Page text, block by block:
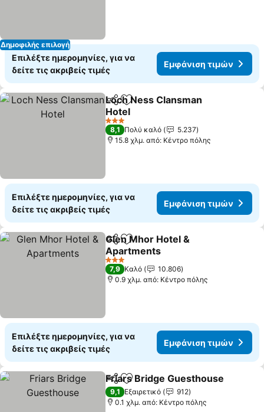
Δημοφιλής επιλογή
Επιλέξτε ημερομηνίες, για να
δείτε τις ακριβείς τιμές
Εμφάνιση τιμών
Κοινοποίηση
Προσθήκη στα αγαπημένα
Loch Ness Clansman
Hotel
3 Αστέρια
8,1 Πολύ καλό
5.237
15.8 χλμ. από: Κέντρο πόλης
Επιλέξτε ημερομηνίες, για να
δείτε τις ακριβείς τιμές
Εμφάνιση τιμών
Κοινοποίηση
Προσθήκη στα αγαπημένα
Glen Mhor Hotel &
Apartments
3 Αστέρια
7,9 Καλό
10.806
0.9 χλμ. από: Κέντρο πόλης
Επιλέξτε ημερομηνίες, για να
δείτε τις ακριβείς τιμές
Εμφάνιση τιμών
Κοινοποίηση
Προσθήκη στα αγαπημένα
Friars Bridge Guesthouse
9,1 Εξαιρετικό
912
0.1 χλμ. από: Κέντρο πόλης